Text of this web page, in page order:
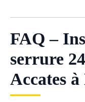
FAQ –
serrure
Accates